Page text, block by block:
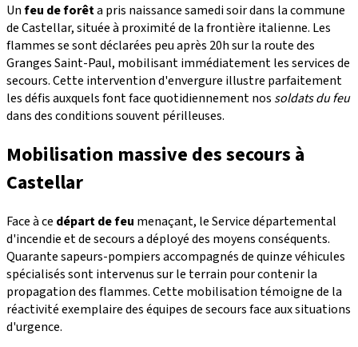
Unfeu de forêta pris naissance samedi soir dans la commune
de Castellar, située à proximité de la frontière italienne. Les
flammes se sont déclarées peu après 20h sur la route des
Granges Saint-Paul, mobilisant immédiatement les services de
secours. Cette intervention d'envergure illustre parfaitement
les défis auxquels font face quotidiennement nos soldats du feu
dans des conditions souvent périlleuses.
Mobilisation massive des secours à
Castellar
Face à ce départ de feu menaçant, le Service départemental
d'incendie et de secours a déployé des moyens conséquents.
Quarante sapeurs-pompiers accompagnés de quinze véhicules
spécialisés sont intervenus sur le terrain pour contenir la
propagation des flammes. Cette mobilisation témoigne de la
réactivité exemplaire des équipes de secours face aux situations
d'urgence.